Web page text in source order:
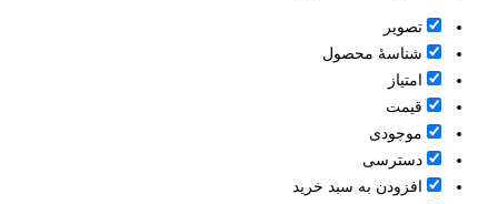
تصویر
شناسۀ محصول
امتیاز
قيمت
موجودی
دسترسی
افزودن به سبد خرید